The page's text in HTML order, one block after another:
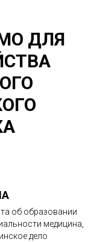
ДЛЯ
об образовании
медицина,
дело